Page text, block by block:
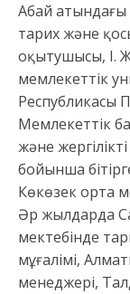
Абай атындағы
тарих және
оқытушысы, І.
мемлекеттік
Республикасы
Мемлекеттік
және
бойынша
Көкөзек орта
Әр жылдарда
мектебінде
мұғалімі,
менеджері,